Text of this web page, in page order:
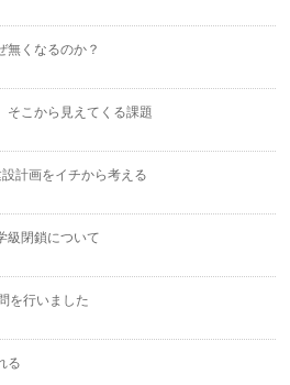
無くなるのか？
そこから見えてくる課題
計画をイチから考える
級閉鎖について
を行いました
る